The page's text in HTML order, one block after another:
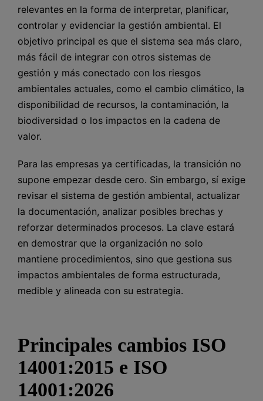
relevantes en la forma de interpretar, planificar,
controlar y evidenciar la gestión ambiental. El
objetivo principal es que el sistema sea más claro,
más fácil de integrar con otros sistemas de
gestión y más conectado con los riesgos
ambientales actuales, como el cambio climático, la
disponibilidad de recursos, la contaminación, la
biodiversidad o los impactos en la cadena de
valor.
Para las empresas ya certificadas, la transición no
supone empezar desde cero. Sin embargo, sí exige
revisar el sistema de gestión ambiental, actualizar
la documentación, analizar posibles brechas y
reforzar determinados procesos. La clave estará
en demostrar que la organización no solo
mantiene procedimientos, sino que gestiona sus
impactos ambientales de forma estructurada,
medible y alineada con su estrategia.
Principales cambios ISO
14001:2015 e ISO
14001:2026